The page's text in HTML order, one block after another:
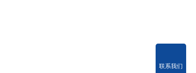
联系我们